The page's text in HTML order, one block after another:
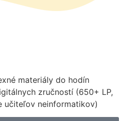
materiály do hodín
zručností (650+ LP,
učiteľov neinformatikov)